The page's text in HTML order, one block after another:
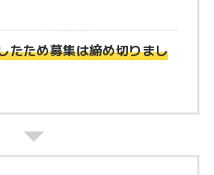
たため募集は締め切りまし